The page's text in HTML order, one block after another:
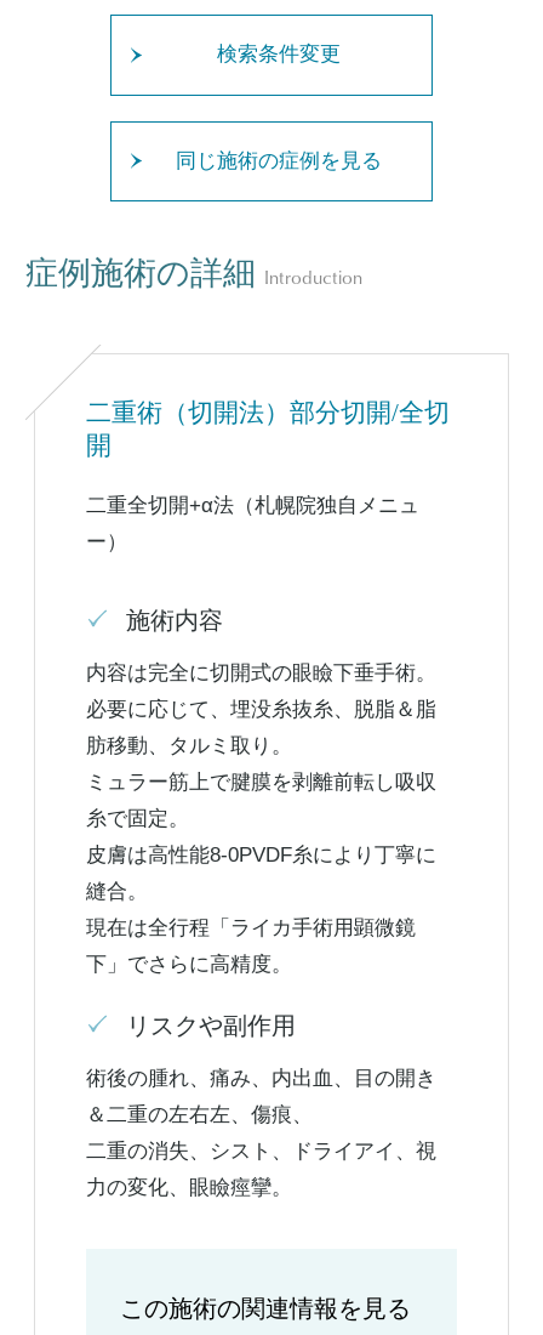
検索条件変更
同じ施術の症例を見る
症例施術の詳細 Introduction
二重術（切開法）部分切開/全切
開
二重全切開+α法（札幌院独自メニュ
ー）
施術内容
内容は完全に切開式の眼瞼下垂手術。
必要に応じて、埋没糸抜糸、脱脂＆脂
肪移動、タルミ取り。
ミュラー筋上で腱膜を剥離前転し吸収
糸で固定。
皮膚は高性能8-0PVDF糸により丁寧に
縫合。
現在は全行程「ライカ手術用顕微鏡
下」でさらに高精度。
リスクや副作用
術後の腫れ、痛み、内出血、目の開き
＆二重の左右左、傷痕、
二重の消失、シスト、ドライアイ、視
力の変化、眼瞼痙攣。
この施術の関連情報を見る